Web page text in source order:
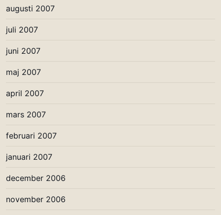
augusti 2007
juli 2007
juni 2007
maj 2007
april 2007
mars 2007
februari 2007
januari 2007
december 2006
november 2006